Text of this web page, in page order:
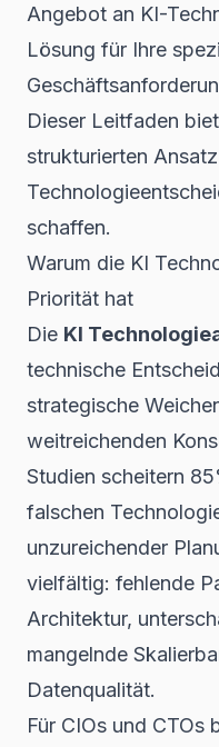
Angebot an KI-
Lösung für Ihre
Dieser Leitfaden
strukturierten
schaffen.
Warum die KI
Priorität hat
Die KI
technische
strategische
weitreichenden
Studien scheitern
falschen
unzureichender
vielfältig: fehlende
Architektur,
mangelnde
Datenqualität.
Für CIOs und CTOs